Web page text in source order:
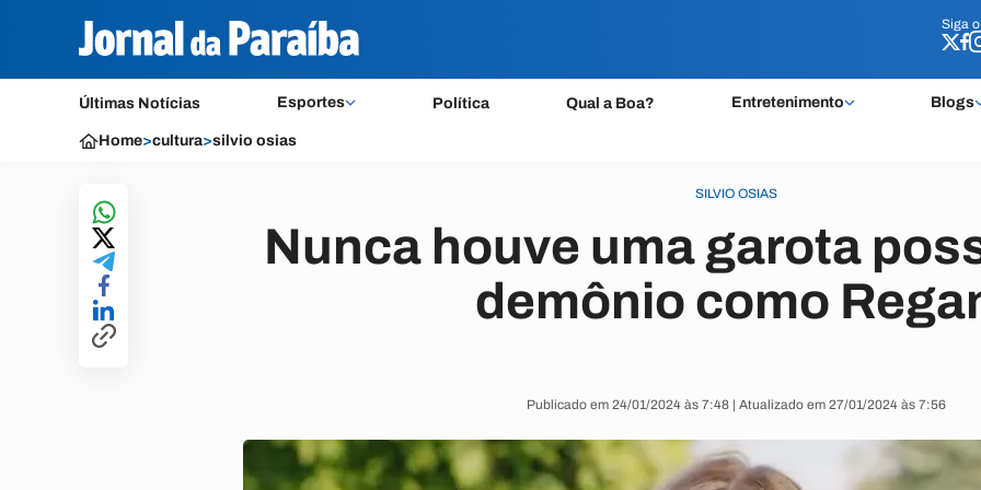
Siga o
Últimas Notícias Esportes Política Qual a Boa? Entretenimento Blogs
Siga o
Home>cultura>silvio osias
SILVIO OSIAS
Nunca houve uma garota
demônio como
Publicado em 24/01/2024 às 7:48 | Atualizado em 27/01/2024 às 7:56